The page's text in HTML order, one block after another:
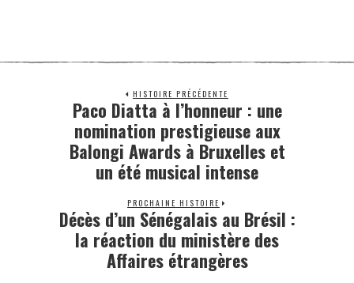
HISTOIRE PRÉCÉDENTE
Paco Diatta à l’honneur : une
nomination prestigieuse aux
Balongi Awards à Bruxelles et
un été musical intense
PROCHAINE HISTOIRE
Décès d’un Sénégalais au Brésil :
la réaction du ministère des
Affaires étrangères